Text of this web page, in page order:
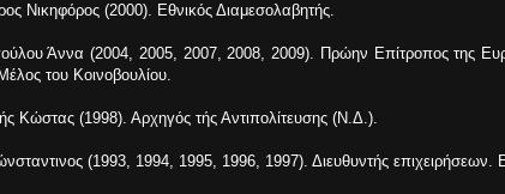
Νικηφόρος (2000). Εθνικός Διαμεσολαβητής.
Άννα (2004, 2005, 2007, 2008, 2009). Πρώην Επίτροπος της
του Κοινοβουλίου.
Κώστας (1998). Αρχηγός τής Αντιπολίτευσης (Ν.Δ.).
(1993, 1994, 1995, 1996, 1997). Διευθυντής επιχειρήσεων.